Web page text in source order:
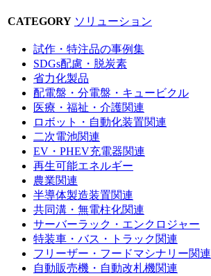
CATEGORY ソリューション
試作・特注品の事例集
SDGs配慮・脱炭素
省力化製品
配電盤・分電盤・キュービクル
医療・福祉・介護関連
ロボット・自動化装置関連
二次電池関連
EV・PHEV充電器関連
再生可能エネルギー
農業関連
半導体製造装置関連
共同溝・無電柱化関連
サーバーラック・エンクロジャー
特装車・バス・トラック関連
フリーザー・フードマシナリー関連
自動販売機・自動改札機関連